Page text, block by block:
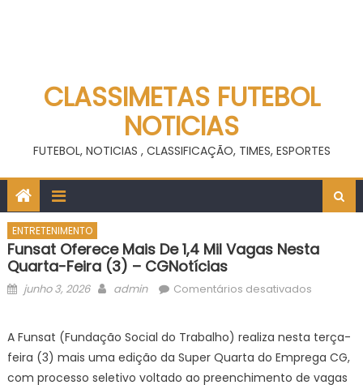
CLASSIMETAS FUTEBOL
NOTICIAS
FUTEBOL, NOTICIAS , CLASSIFICAÇÃO, TIMES, ESPORTES
ENTRETENIMENTO
Funsat Oferece Mais De 1,4 Mil Vagas Nesta
Quarta-Feira (3) – CGNotícias
Posted
junho 3, 2026 Author
admin Comentários desativadosem
mais
de
1,4
A Funsat (Fundação Social do Trabalho) realiza nesta terça-
feira (3) mais uma edição da Super Quarta do Emprega CG,
com processo seletivo voltado ao preenchimento de vagas